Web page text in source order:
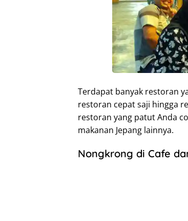
Terdapat banyak restoran
restoran cepat saji hingga
restoran yang patut Anda
makanan Jepang lainnya.
Nongkrong di Cafe